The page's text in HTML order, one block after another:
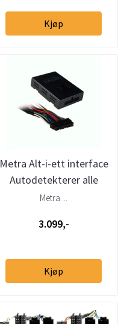
Kjøp
Metra Alt-i-ett interface
Autodetekterer alle
konfigurasjoner
Metra ...
3.099,-
Kjøp